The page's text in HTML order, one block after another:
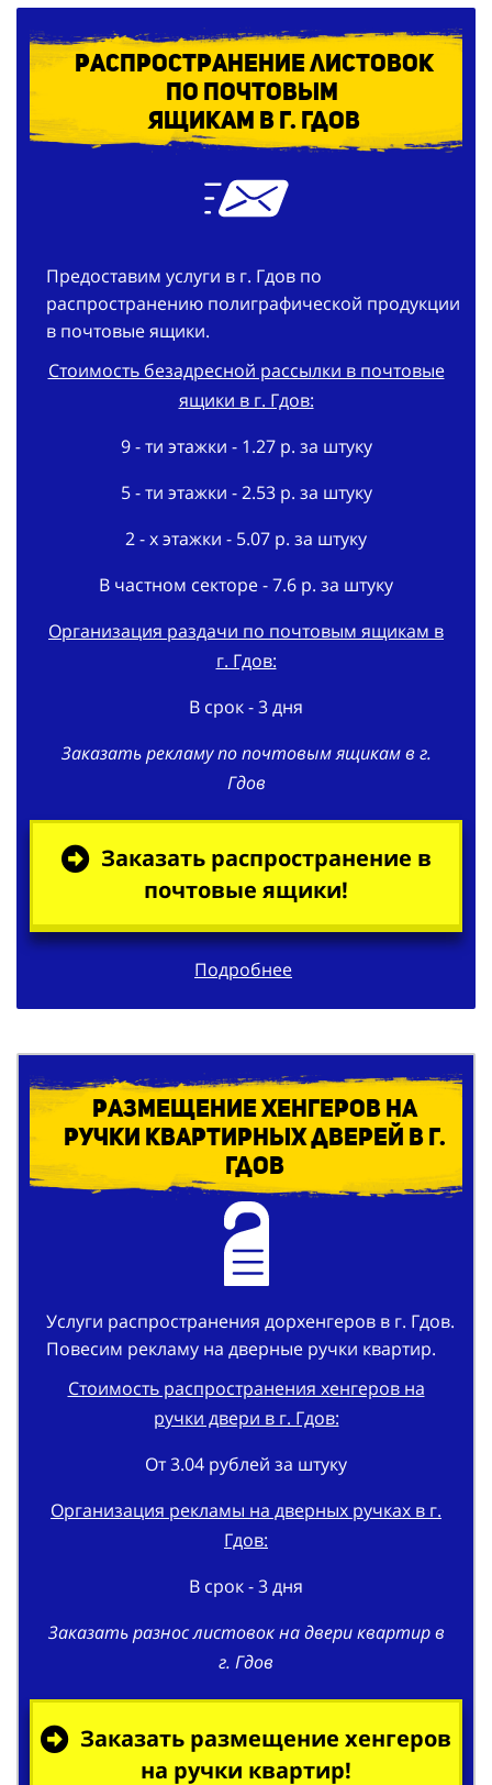
Распространение листовок
по почтовым
ящикам в г. Гдов
Предоставим услуги в г. Гдов по
распространению полиграфической продукции
в почтовые ящики.
Стоимость безадресной рассылки в почтовые
ящики в г. Гдов:
9 - ти этажки - 1.27 р. за штуку
5 - ти этажки - 2.53 р. за штуку
2 - х этажки - 5.07 р. за штуку
В частном секторе - 7.6 р. за штуку
Организация раздачи по почтовым ящикам в
г. Гдов:
В срок - 3 дня
Заказать рекламу по почтовым ящикам в г.
Гдов
Заказать распространение в
почтовые ящики!
Подробнее
Размещение хенгеров на
ручки квартирных дверей в г.
Гдов
Услуги распространения дорхенгеров в г. Гдов.
Повесим рекламу на дверные ручки квартир.
Стоимость распространения хенгеров на
ручки двери в г. Гдов:
От 3.04 рублей за штуку
Организация рекламы на дверных ручках в г.
Гдов:
В срок - 3 дня
Заказать разнос листовок на двери квартир в
г. Гдов
Заказать размещение хенгеров
на ручки квартир!